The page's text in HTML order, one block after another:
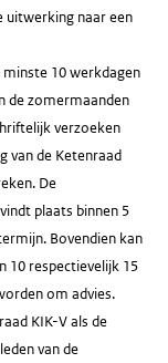
uitwerking naar een
minste 10 werkdagen
de zomermaanden
verzoeken
van de Ketenraad
De
plaats binnen 5
Bovendien kan
10 respectievelijk 15
om advies.
KIK-V als de
van de